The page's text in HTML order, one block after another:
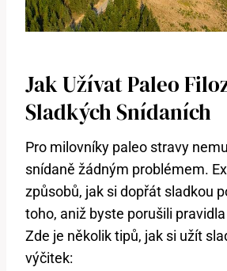
Jak Užívat Paleo
Sladkých Snídaních
Pro milovníky paleo stravy
snídaně žádným problémem.
způsobů, jak si dopřát sladkou
toho, aniž byste porušili
Zde je několik tipů, jak si užít
výčitek: